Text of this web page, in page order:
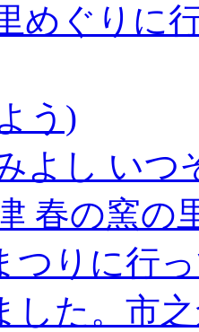
めぐりに
う)
よし いつ
春の窯の
つりに行
した。市